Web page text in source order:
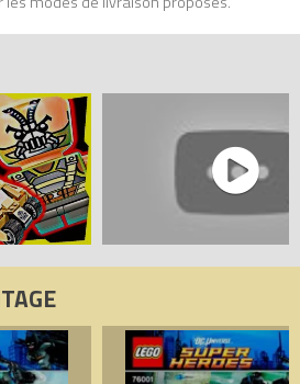
vs. Bane : Tumbler Chase)
de prix 100% LEGO.
Comics 76001 : 5702014972469,